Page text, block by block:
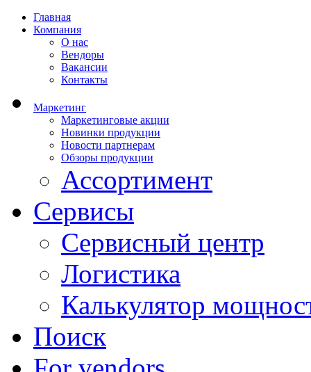
Главная
Компания
О нас
Вендоры
Вакансии
Контакты
Маркетинг
Маркетинговые акции
Новинки продукции
Новости партнерам
Обзоры продукции
Ассортимент
Сервисы
Сервисный центр
Логистика
Калькулятор
Поиск